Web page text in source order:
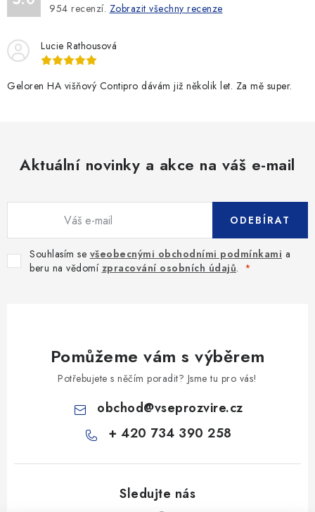
954 recenzí. Zobrazit všechny recenze
Lucie Rathousová
Geloren HA višňový Contipro dávám již několik let. Za mě super.
Aktuální novinky a akce na váš e-mail
Souhlasím se všeobecnými obchodními podmínkami a
beru na vědomí zpracování osobních údajů.
ODEBÍRAT
Pomůžeme vám s výběrem
Potřebujete s něčím poradit? Jsme tu pro vás!
obchod@vseprozvire.cz
+ 420 734 390 258